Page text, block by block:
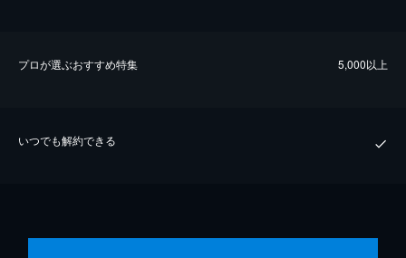
プロが選ぶおすすめ特集 5,000以上
いつでも解約できる